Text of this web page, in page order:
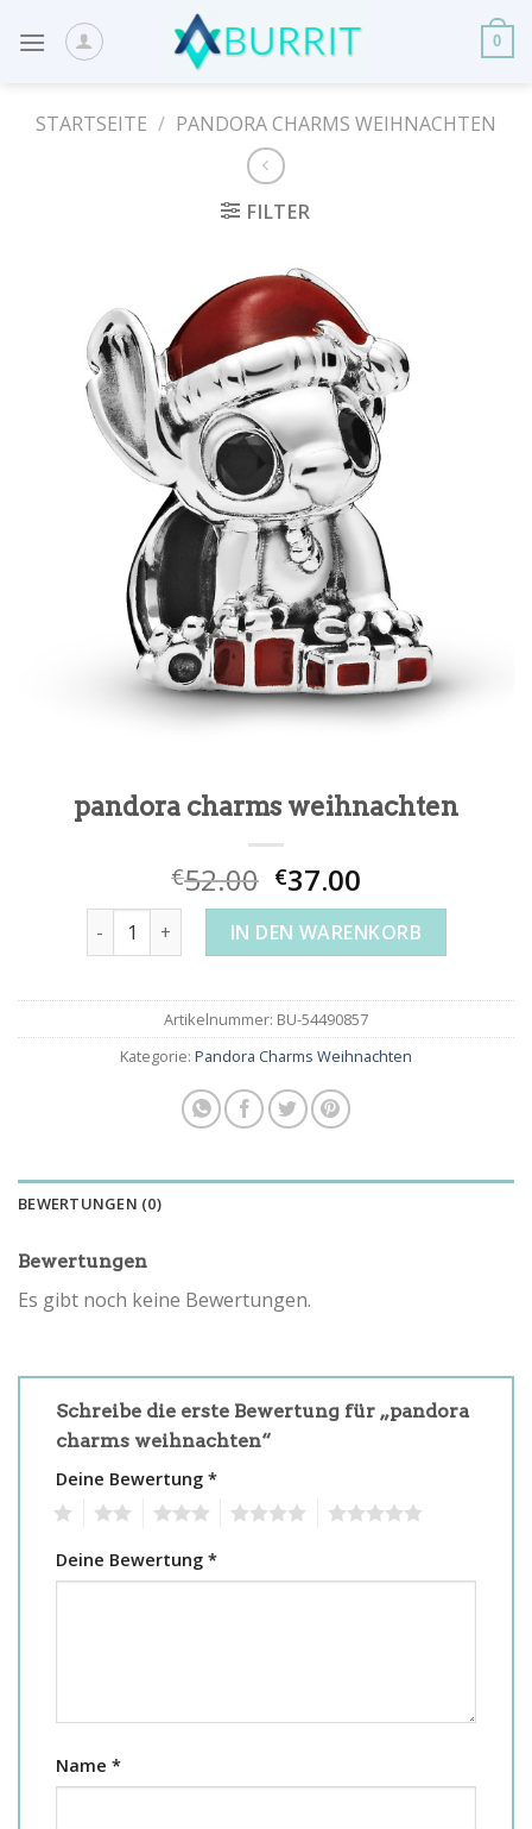
0
STARTSEITE / PANDORA CHARMS WEIHNACHTEN
FILTER
pandora charms weihnachten
€52.00 €37.00
pandora charms weihnachten Menge
IN DEN WARENKORB
Artikelnummer: BU-54490857
Kategorie: Pandora Charms Weihnachten
BEWERTUNGEN (0)
Bewertungen
Es gibt noch keine Bewertungen.
Schreibe die erste Bewertung für „pandora
charms weihnachten“
Deine Bewertung *
Deine Bewertung *
Name *